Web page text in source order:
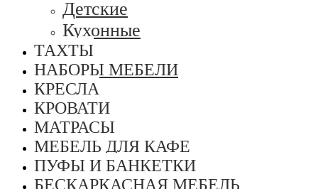
Детские
Кухонные
ТАХТЫ
НАБОРЫ МЕБЕЛИ
КРЕСЛА
КРОВАТИ
МАТРАСЫ
МЕБЕЛЬ ДЛЯ КАФЕ
ПУФЫ И БАНКЕТКИ
БЕСКАРКАСНАЯ МЕБЕЛЬ